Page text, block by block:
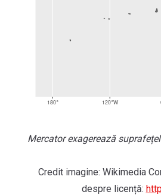
Mercator exagerează
Credit imagine: Wikimedia
despre licență: